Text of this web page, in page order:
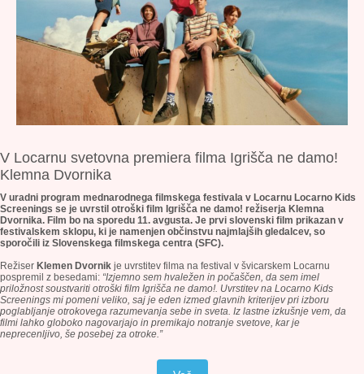
V Locarnu svetovna premiera filma Igrišča ne damo!
Klemna Dvornika
V uradni program mednarodnega filmskega festivala v Locarnu Locarno Kids
Screenings se je uvrstil otroški film Igrišča ne damo! režiserja Klemna
Dvornika. Film bo na sporedu 11. avgusta. Je prvi slovenski film prikazan v
festivalskem sklopu, ki je namenjen občinstvu najmlajših gledalcev, so
sporočili iz Slovenskega filmskega centra (SFC).
Režiser Klemen Dvornik je uvrstitev filma na festival v švicarskem Locarnu
pospremil z besedami: “Izjemno sem hvaležen in počaščen, da sem imel
priložnost soustvariti otroški film Igrišča ne damo!. Uvrstitev na Locarno Kids
Screenings mi pomeni veliko, saj je eden izmed glavnih kriterijev pri izboru
poglabljanje otrokovega razumevanja sebe in sveta. Iz lastne izkušnje vem, da
filmi lahko globoko nagovarjajo in premikajo notranje svetove, kar je
neprecenljivo, še posebej za otroke.”